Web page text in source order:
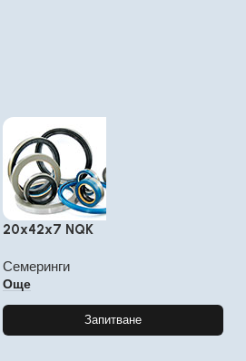
20x42x7 NQK
Семеринги
Още
Запитване